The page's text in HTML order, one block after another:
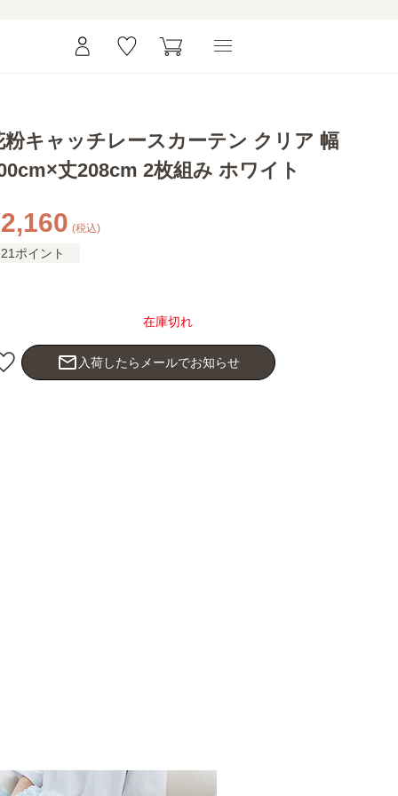
粉キャッチレースカーテン クリア 幅
丈208cm 2枚組み ホワイト
(税込)
21ポイント
在庫切れ
mail_outline 入荷したらメールでお知らせ